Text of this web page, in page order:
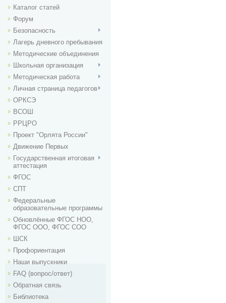
Каталог статей
Форум
Безопасность
Лагерь дневного пребывания
Методические объединения
Школьная организация
Методическая работа
Личная страница педагогов
ОРКСЭ
ВСОШ
РРЦРО
Проект "Орлята России"
Движение Первых
Государственная итоговая
аттестация
ФГОС
СПТ
Федеральные
образовательные программы
Обновлённые ФГОС НОО,
ФГОС ООО, ФГОС СОО
ШСК
Профориентация
Наши выпускники
FAQ (вопрос/ответ)
Обратная связь
Библиотека